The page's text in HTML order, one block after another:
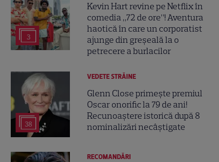
3
Kevin Hart revine pe Netflix în
comedia „72 de ore”! Aventura
haotică în care un corporatist
ajunge din greșeală la o
petrecere a burlacilor
38
VEDETE STRĂINE
Glenn Close primește premiul
Oscar onorific la 79 de ani!
Recunoaștere istorică după 8
nominalizări necâștigate
RECOMANDĂRI